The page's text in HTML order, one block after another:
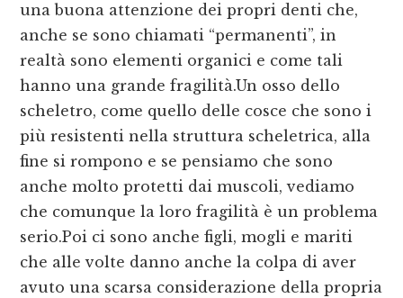
una buona attenzione dei propri denti che,
anche se sono chiamati “permanenti”, in
realtà sono elementi organici e come tali
hanno una grande fragilità.Un osso dello
scheletro, come quello delle cosce che sono i
più resistenti nella struttura scheletrica, alla
fine si rompono e se pensiamo che sono
anche molto protetti dai muscoli, vediamo
che comunque la loro fragilità è un problema
serio.Poi ci sono anche figli, mogli e mariti
che alle volte danno anche la colpa di aver
avuto una scarsa considerazione della propria